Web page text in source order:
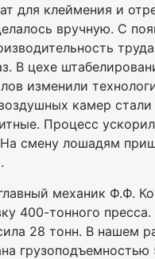
для клеймения и
вручную. С
В цехе
изменили
камер стали
Процесс
смену лошадям
механик Ф.Ф.
400-тонного
28 тонн. В нашем